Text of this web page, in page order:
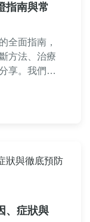
指南與常
全面指南，
方法、治療
享。我們還
行性與注意
、症狀與